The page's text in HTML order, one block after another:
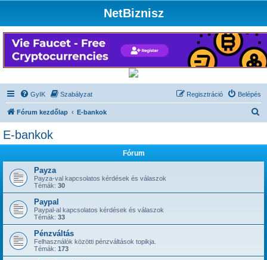
NetBiznisz
GyIK Szabályzat Belépés
Regisztráció
Fórum kezdőlap E-bankok
E-bankok
Fórum
Payza
Payza-val kapcsolatos kérdések és válaszok
Témák: 30
Paypal
Paypal-al kapcsolatos kérdések és válaszok
Témák: 33
Pénzváltás
Felhasználók közötti pénzváltások topikja.
Témák: 173